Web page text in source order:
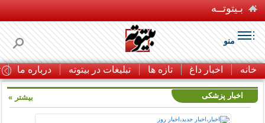
بـیتوتــه
منو
خانه اخبار داغ تازه ها تبلیغات در بیتوته درباره ما
اخبار پزشکی بیشتر »